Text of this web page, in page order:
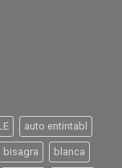
auto entintabl
bisagra blanca